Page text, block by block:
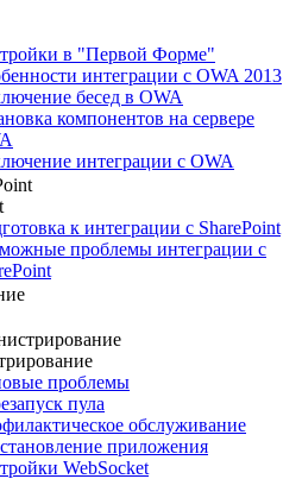
в "Первой Форме"
интеграции с OWA 2013
бесед в OWA
компонентов на сервере
интеграции с OWA
к интеграции с SharePoint
проблемы интеграции с
проблемы
пула
обслуживание
приложения
WebSocket